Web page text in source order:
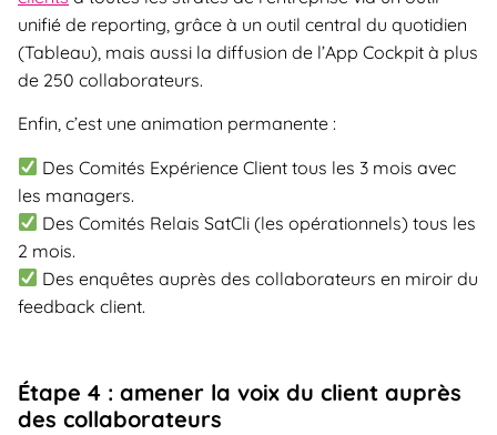
unifié de reporting, grâce à un outil central du quotidien
(Tableau), mais aussi la diffusion de l’App Cockpit à plus
de 250 collaborateurs.
Enfin, c’est une animation permanente :
Des Comités Expérience Client tous les 3 mois avec
les managers.
Des Comités Relais SatCli (les opérationnels) tous les
2 mois.
Des enquêtes auprès des collaborateurs en miroir du
feedback client.
Étape 4 : amener la voix du client auprès
des collaborateurs